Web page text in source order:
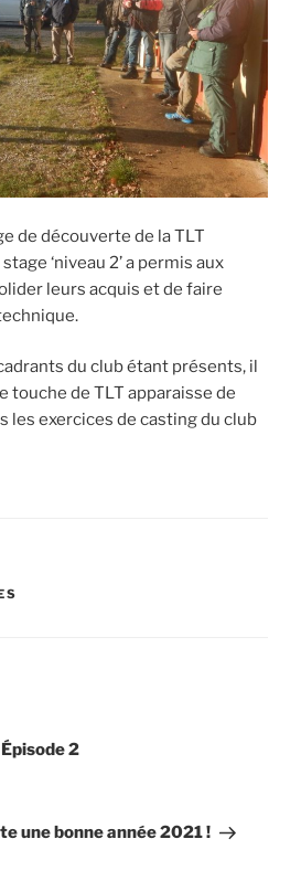
de découverte de la TLT
‘niveau 2’ a permis aux
leurs acquis et de faire
du club étant présents, il
touche de TLT apparaisse de
les exercices de casting du club
2
une bonne année 2021 !